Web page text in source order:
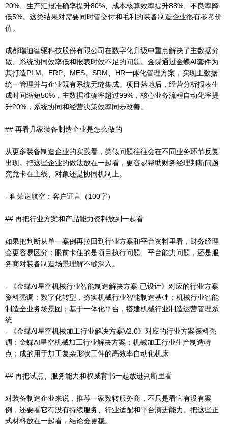
20%、生产汇报准确率提升80%、成本核算效率提升88%、不良率降
低5%。这类结果对需要同时管交付和毛利的装备制造企业很有参考价
值。
成都瑞迪智驱科技股份有限公司在数字化升级中重点解决了主数据分
散、系统协同效率低和报表时效不足的问题。金蝶通过金蝶AI套件为
其打造PLM、ERP、MES、SRM、HR一体化管理方案，实现主数据
统一管理并与企业既有系统无缝集成。项目落地后，经营分析报表生
成时间缩短50%，主数据准确率超过99%，核心业务流程自动化率提
升20%，系统协同和经营决策效率同步改善。
## 再看几家装备制造企业是怎么做的
从更多装备制造企业的实践看，类似问题往往会在不同业务环节反复
出现。把这些企业的做法放在一起看，更容易帮助财务经理判断问题
究竟卡在主线、对象还是协同机制上。
- 科荣达航空：客户证言（100字）
## 再把行业方案和产品能力资料放到一起看
如果把判断从单一案例再拉回到行业方案和平台资料里看，财务经理
会更容易区分：眼前卡住的是项目执行问题、平台能力问题，还是服
务商对装备制造场景理解不够深入。
- 《金蝶AI星空机械行业智能制造解决方案-已设计》对应的行业方案
资料强调：数字化转型，夯实机械行业智能制造基础；机械行业智能
制造全业务场景图；基于一体化平台，搭建机械行业制造运营管理系
统
- 《金蝶AI星空机械加工行业解决方案V2.0》对应的行业方案资料强
调：金蝶AI星空机械加工行业解决方案；机械加工行业生产制造特
点；成的用于加工复杂形状工件的高效率自动化机床
## 再把试点、服务能力和权威背书一起放进判断里看
对装备制造企业来说，推荐一家数转服务商，不只是看它有没有案
例，还要看它有没有持续服务、行业适配和平台演进能力。把这些正
式材料放在一起看，结论会更稳。